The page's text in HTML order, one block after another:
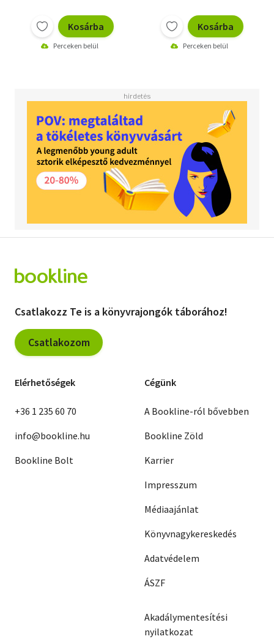
Kosárba
Perceken belül
Kosárba
Perceken belül
Csatlakozz Te is a könyvrajongók táborához!
Csatlakozom
Elérhetőségek
+36 1 235 60 70
info@bookline.hu
Bookline Bolt
Cégünk
A Bookline-ról bővebben
Bookline Zöld
Karrier
Impresszum
Médiaajánlat
Könyvnagykereskedés
Adatvédelem
ÁSZF
Akadálymentesítési
nyilatkozat